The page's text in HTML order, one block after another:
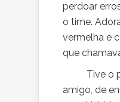
perdoar
o time.
vermelha e
que
Tive o
amigo, de